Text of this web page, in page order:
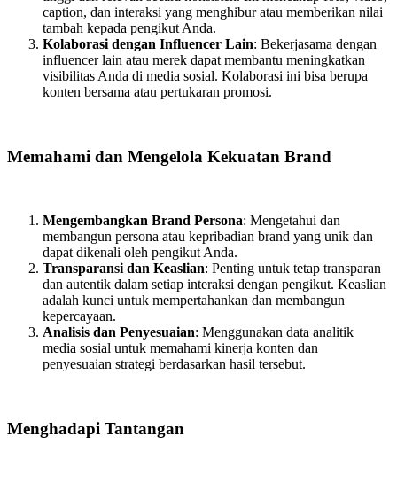
caption, dan interaksi yang menghibur atau memberikan nilai
tambah kepada pengikut Anda.
Kolaborasi dengan Influencer Lain: Bekerjasama dengan
influencer lain atau merek dapat membantu meningkatkan
visibilitas Anda di media sosial. Kolaborasi ini bisa berupa
konten bersama atau pertukaran promosi.
Memahami dan Mengelola Kekuatan Brand
Mengembangkan Brand Persona: Mengetahui dan
membangun persona atau kepribadian brand yang unik dan
dapat dikenali oleh pengikut Anda.
Transparansi dan Keaslian: Penting untuk tetap transparan
dan autentik dalam setiap interaksi dengan pengikut. Keaslian
adalah kunci untuk mempertahankan dan membangun
kepercayaan.
Analisis dan Penyesuaian: Menggunakan data analitik
media sosial untuk memahami kinerja konten dan
penyesuaian strategi berdasarkan hasil tersebut.
Menghadapi Tantangan